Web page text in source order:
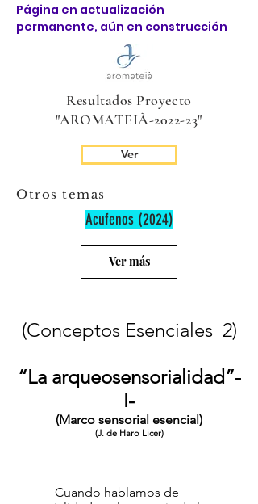
Página en actualización
permanente, aún en construcción
Resultados Proyecto
"AROMATEIÀ-2022-23"
Ver
Otros temas
Acufenos (2024)
Ver más
(Conceptos Esenciales 2)
“La arqueosensorialidad”-
I-
(Marco sensorial esencial)
(J. de Haro Licer)
Cuando hablamos de